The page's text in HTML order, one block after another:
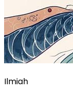
Ilmiah